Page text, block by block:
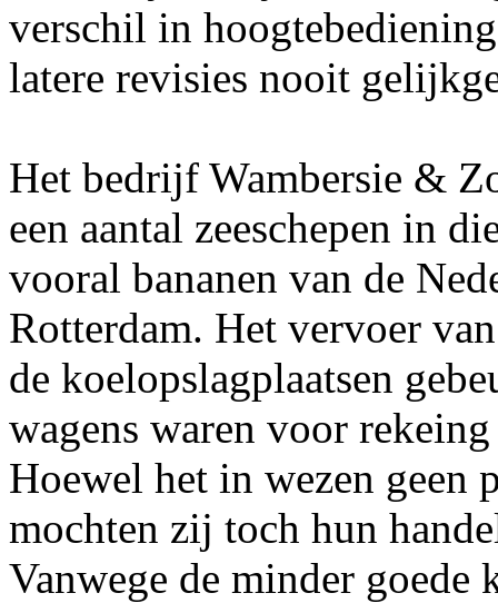
verschil in
latere revisies nooit
Het bedrijf Wambersie &
een aantal zeeschepen in
vooral bananen van de
Rotterdam. Het vervoer
de koelopslagplaatsen
wagens waren voor
Hoewel het in wezen geen
mochten zij toch hun
Vanwege de minder goede